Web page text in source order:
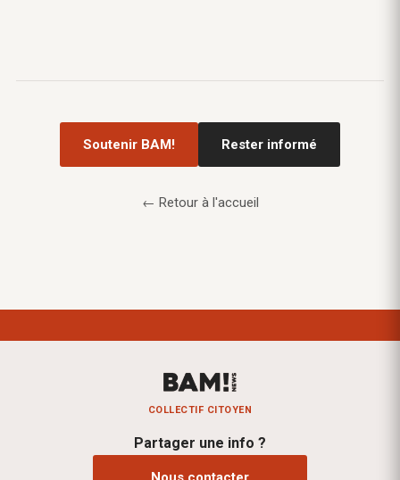
Soutenir BAM! Rester informé
← Retour à l'accueil
COLLECTIF CITOYEN
Partager une info ?